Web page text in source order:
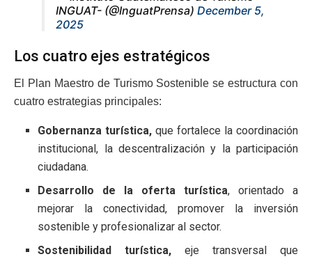
INGUAT- (@InguatPrensa) December 5,
2025
Los cuatro ejes estratégicos
El Plan Maestro de Turismo Sostenible se estructura con
cuatro estrategias principales:
Gobernanza turística, que fortalece la coordinación
institucional, la descentralización y la participación
ciudadana.
Desarrollo de la oferta turística, orientado a
mejorar la conectividad, promover la inversión
sostenible y profesionalizar al sector.
Sostenibilidad turística, eje transversal que